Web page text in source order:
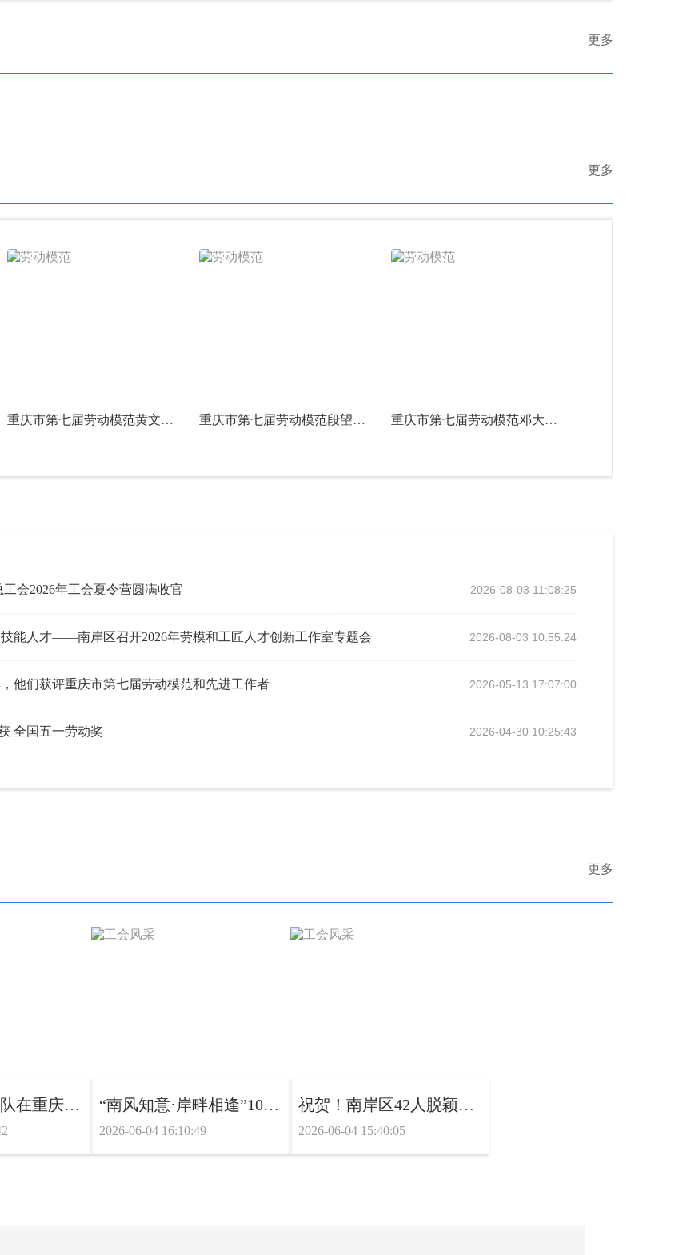
更多
更多
重庆市第七届劳动模范黄文玉——踏遍山河探地层 匠心深耕地质路 重庆市第七届劳动模范段望龙——深耕轨交担使命 隧筑山城守匠心 重庆市第七届劳动模范邓大卫——精研光电守初心 笃行实干启新程
会2026年工会夏令营圆满收官 2026-08-03 11:08:25
能人才——南岸区召开2026年劳模和工匠人才创新工作室专题会 2026-08-03 10:55:24
他们获评重庆市第七届劳动模范和先进工作者 2026-05-13 17:07:00
全国五一劳动奖 2026-04-30 10:25:43
更多
喜报|南岸代表队在重庆市第四届职工运动会中斩获广播体操二等奖 “南风知意·岸畔相逢”100名单身青年相聚南岸 共赴初夏甜蜜之约
2026-06-04 16:10:49
祝贺！南岸区42人脱颖而出！
2026-06-04 15:40:05